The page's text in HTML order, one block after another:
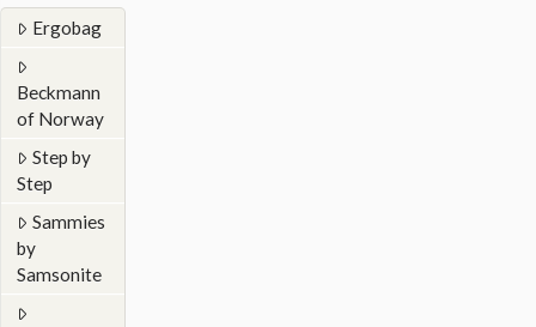
Ergobag
Beckmann
of Norway
Step by
Step
Sammies
by
Samsonite